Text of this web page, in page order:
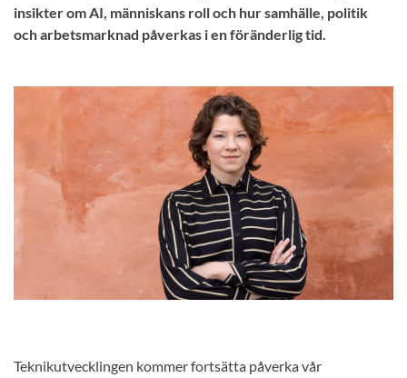
insikter om AI, människans roll och hur samhälle, politik
och arbetsmarknad påverkas i en föränderlig tid.
Teknikutvecklingen kommer fortsätta påverka vår